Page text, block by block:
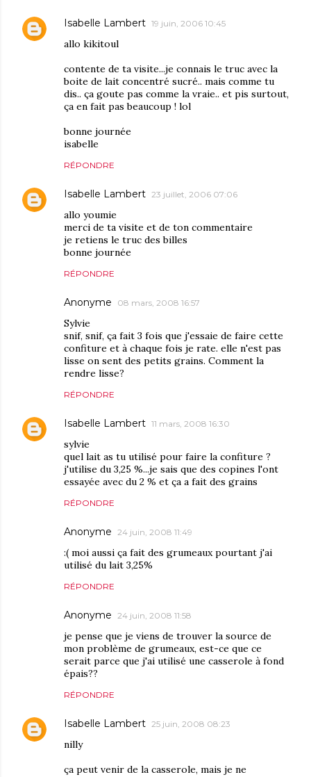
Isabelle Lambert 19 juin, 2006 10:45
allo kikitoul
contente de ta visite...je connais le truc avec la
boite de lait concentré sucré.. mais comme tu
dis.. ça goute pas comme la vraie.. et pis surtout,
ça en fait pas beaucoup ! lol
bonne journée
isabelle
RÉPONDRE
Isabelle Lambert 23 juillet, 2006 07:06
allo youmie
merci de ta visite et de ton commentaire
je retiens le truc des billes
bonne journée
RÉPONDRE
Anonyme 08 mars, 2008 16:57
Sylvie
snif, snif, ça fait 3 fois que j'essaie de faire cette
confiture et à chaque fois je rate. elle n'est pas
lisse on sent des petits grains. Comment la
rendre lisse?
RÉPONDRE
Isabelle Lambert 11 mars, 2008 16:30
sylvie
quel lait as tu utilisé pour faire la confiture ?
j'utilise du 3,25 %...je sais que des copines l'ont
essayée avec du 2 % et ça a fait des grains
RÉPONDRE
Anonyme 24 juin, 2008 11:49
:( moi aussi ça fait des grumeaux pourtant j'ai
utilisé du lait 3,25%
RÉPONDRE
Anonyme 24 juin, 2008 11:58
je pense que je viens de trouver la source de
mon problème de grumeaux, est-ce que ce
serait parce que j'ai utilisé une casserole à fond
épais??
RÉPONDRE
Isabelle Lambert 25 juin, 2008 08:23
nilly
ça peut venir de la casserole, mais je ne